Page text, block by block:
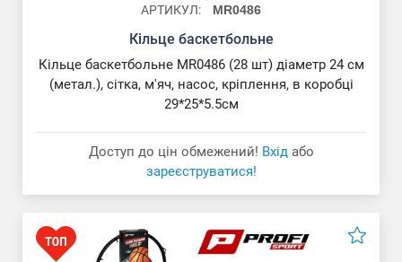
АРТИКУЛ: MR0486
Кільце баскетбольне
Кільце баскетбольне MR0486 (28 шт) діаметр 24 см
(метал.), сітка, м'яч, насос, кріплення, в коробці
29*25*5.5см
Доступ до цін обмежений! Вхід або
зареєструватися!
М'яч волейбольний